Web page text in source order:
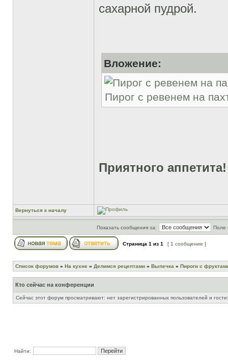
сахарной пудрой.
Вложение:
Пирог с ревенем на
Приятного аппетита!
Вернуться к началу
Показать сообщения за: Поле
Страница 1 из 1 [ 1 сообщение ]
Список форумов » На кухне » Делимся рецептами » Выпечка » Пироги с
Кто сейчас на конференции
Сейчас этот форум просматривают: нет зарегистрированных пользователей и
Найти: